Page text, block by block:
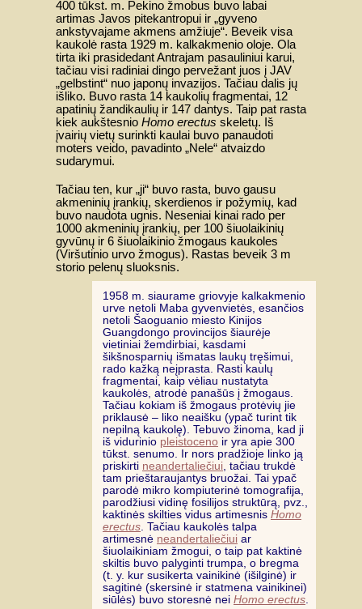
400 tūkst. m. Pekino žmobus buvo labai
artimas Javos pitekantropui ir „gyveno
ankstyvajame akmens amžiuje“. Beveik visa
kaukolė rasta 1929 m. kalkakmenio oloje. Ola
tirta iki prasidedant Antrajam pasauliniui karui,
tačiau visi radiniai dingo pervežant juos į JAV
„gelbstint“ nuo japonų invazijos. Tačiau dalis jų
išliko. Buvo rasta 14 kaukolių fragmentai, 12
apatinių žandikaulių ir 147 dantys. Taip pat rasta
kiek aukštesnio Homo erectus skeletų. Iš
įvairių vietų surinkti kaulai buvo panaudoti
moters veido, pavadinto „Nele“ atvaizdo
sudarymui.
Tačiau ten, kur „ji“ buvo rasta, buvo gausu
akmeninių įrankių, skerdienos ir požymių, kad
buvo naudota ugnis. Neseniai kinai rado per
1000 akmeninių įrankių, per 100 šiuolaikinių
gyvūnų ir 6 šiuolaikinio žmogaus kaukoles
(Viršutinio urvo žmogus). Rastas beveik 3 m
storio pelenų sluoksnis.
1958 m. siaurame griovyje kalkakmenio
urve netoli Maba gyvenvietės, esančios
netoli Šaoguanio miesto Kinijos
Guangdongo provincijos šiaurėje
vietiniai žemdirbiai, kasdami
šikšnosparnių išmatas laukų tręšimui,
rado kažką neįprasta. Rasti kaulų
fragmentai, kaip vėliau nustatyta
kaukolės, atrodė panašūs į žmogaus.
Tačiau kokiam iš žmogaus protėvių jie
priklausė – liko neaišku (ypač turint tik
nepilną kaukolę). Tebuvo žinoma, kad ji
iš vidurinio pleistoceno ir yra apie 300
tūkst. senumo. Ir nors pradžioje linko ją
priskirti neandertaliečiui , tačiau trukdė
tam prieštaraujantys bruožai. Tai ypač
parodė mikro kompiuterinė tomografija,
parodžiusi vidinę fosilijos struktūrą, pvz.,
kaktinės skilties vidus artimesnis Homo
erectus . Tačiau kaukolės talpa
artimesnė neandertaliečiui ar
šiuolaikiniam žmogui, o taip pat kaktinė
skiltis buvo palyginti trumpa, o bregma
(t. y. kur susikerta vainikinė (išilginė) ir
sagitinė (skersinė ir statmena vainikinei)
siūlės) buvo storesnė nei Homo erectus